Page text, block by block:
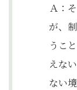
Ａ：
が、
うこ
えな
ない